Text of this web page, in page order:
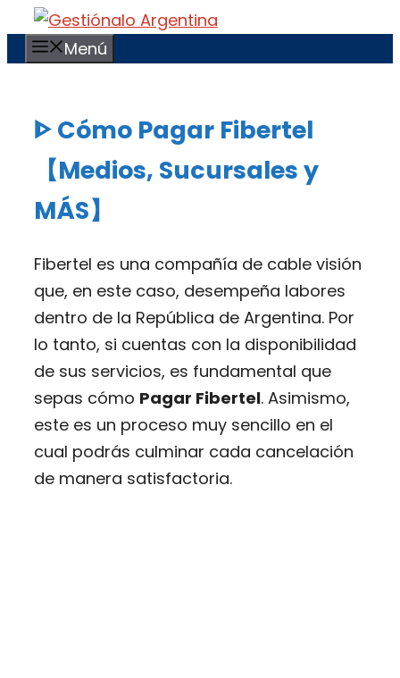
Saltar
Menú
ᐈ Cómo Pagar Fibertel
【Medios, Sucursales y
MÁS】
Fibertel es una compañía de cable visión
que, en este caso, desempeña labores
dentro de la República de Argentina. Por
lo tanto, si cuentas con la disponibilidad
de sus servicios, es fundamental que
sepas cómo Pagar Fibertel. Asimismo,
este es un proceso muy sencillo en el
cual podrás culminar cada cancelación
de manera satisfactoria.